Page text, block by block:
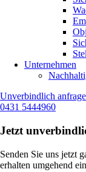
Unternehmen
Unverbindlich
0431 5444960
Jetzt
Senden Sie uns jetzt
erhalten umgehend